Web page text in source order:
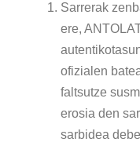
Sarrerak
ere,
ofizialen
faltsutze
erosia den
sarbidea